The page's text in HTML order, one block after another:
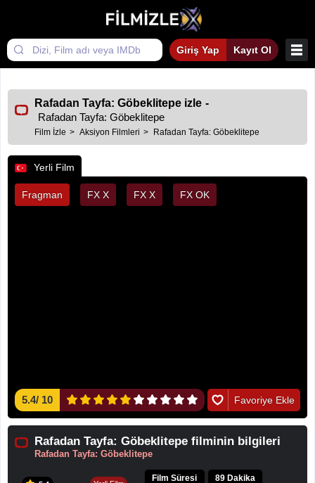
Giriş Yap Kayıt Ol
Rafadan Tayfa: Göbeklitepe izle -
Rafadan Tayfa: Göbeklitepe
Film İzle Aksiyon Filmleri Rafadan Tayfa: Göbeklitepe
Yerli Film
Fragman FX X FX X FX OK
5.4/ 10 Favoriye Ekle
Rafadan Tayfa: Göbeklitepe filminin bilgileri
Rafadan Tayfa: Göbeklitepe
Film Süresi 89 Dakika